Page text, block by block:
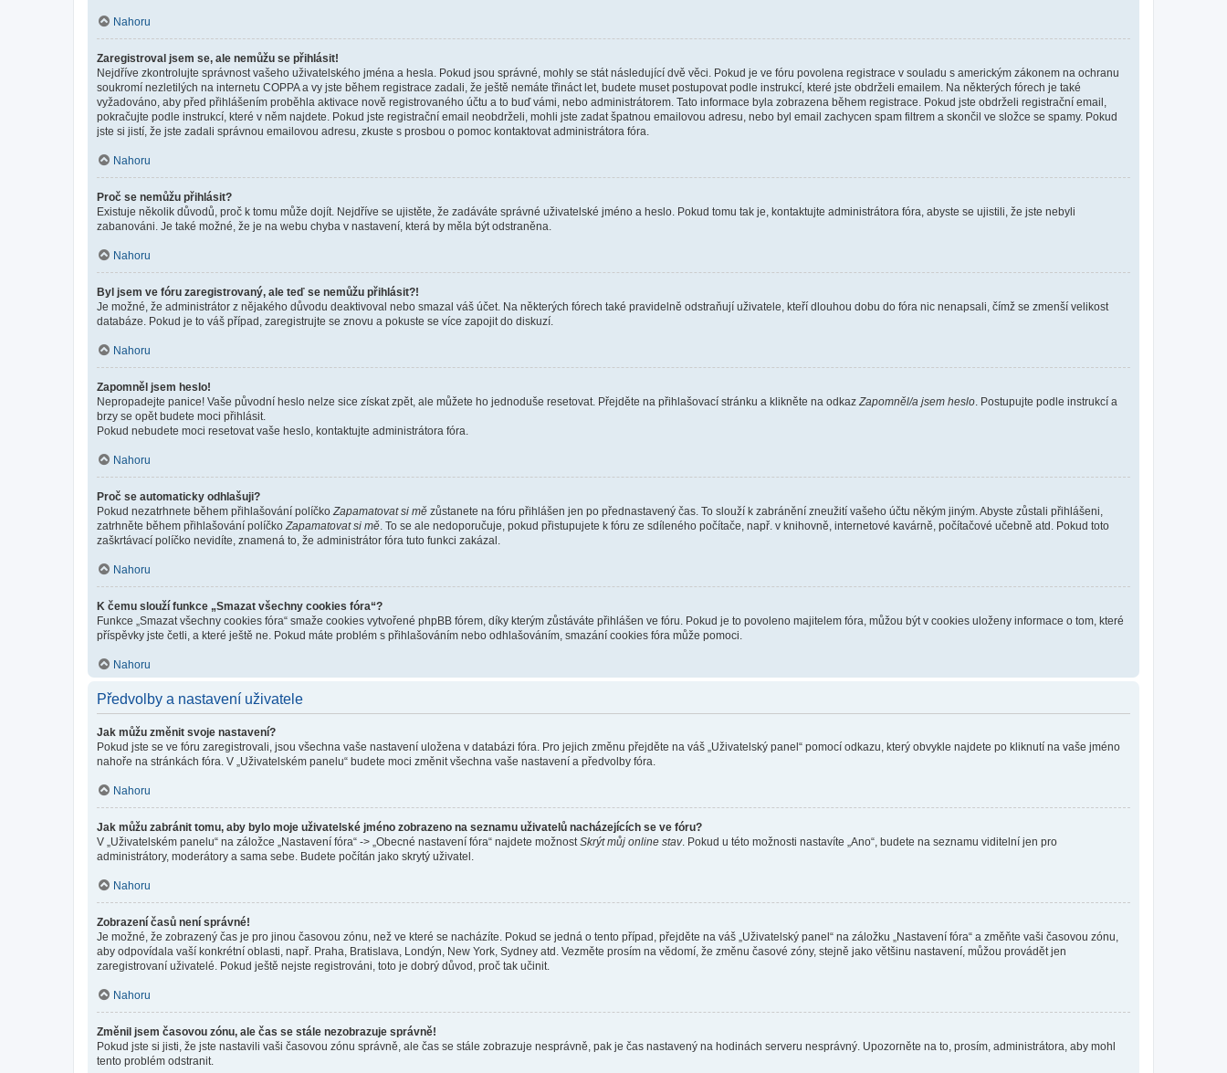
Nahoru
Zaregistroval jsem se, ale nemůžu se přihlásit!
Nejdříve zkontrolujte správnost vašeho uživatelského jména a hesla. Pokud jsou správné, mohly se stát následující dvě věci. Pokud je ve fóru povolena registrace v souladu s americkým zákonem na ochranu
soukromí nezletilých na internetu COPPA a vy jste během registrace zadali, že ještě nemáte třináct let, budete muset postupovat podle instrukcí, které jste obdrželi emailem. Na některých fórech je také
vyžadováno, aby před přihlášením proběhla aktivace nově registrovaného účtu a to buď vámi, nebo administrátorem. Tato informace byla zobrazena během registrace. Pokud jste obdrželi registrační email,
pokračujte podle instrukcí, které v něm najdete. Pokud jste registrační email neobdrželi, mohli jste zadat špatnou emailovou adresu, nebo byl email zachycen spam filtrem a skončil ve složce se spamy. Pokud
jste si jistí, že jste zadali správnou emailovou adresu, zkuste s prosbou o pomoc kontaktovat administrátora fóra.
Nahoru
Proč se nemůžu přihlásit?
Existuje několik důvodů, proč k tomu může dojít. Nejdříve se ujistěte, že zadáváte správné uživatelské jméno a heslo. Pokud tomu tak je, kontaktujte administrátora fóra, abyste se ujistili, že jste nebyli
zabanováni. Je také možné, že je na webu chyba v nastavení, která by měla být odstraněna.
Nahoru
Byl jsem ve fóru zaregistrovaný, ale teď se nemůžu přihlásit?!
Je možné, že administrátor z nějakého důvodu deaktivoval nebo smazal váš účet. Na některých fórech také pravidelně odstraňují uživatele, kteří dlouhou dobu do fóra nic nenapsali, čímž se zmenší velikost
databáze. Pokud je to váš případ, zaregistrujte se znovu a pokuste se více zapojit do diskuzí.
Nahoru
Zapomněl jsem heslo!
Nepropadejte panice! Vaše původní heslo nelze sice získat zpět, ale můžete ho jednoduše resetovat. Přejděte na přihlašovací stránku a klikněte na odkaz Zapomněl/a jsem heslo . Postupujte podle instrukcí a
brzy se opět budete moci přihlásit.
Pokud nebudete moci resetovat vaše heslo, kontaktujte administrátora fóra.
Nahoru
Proč se automaticky odhlašuji?
Pokud nezatrhnete během přihlašování políčko Zapamatovat si mě zůstanete na fóru přihlášen jen po přednastavený čas. To slouží k zabránění zneužití vašeho účtu někým jiným. Abyste zůstali přihlášeni,
zatrhněte během přihlašování políčko Zapamatovat si mě . To se ale nedoporučuje, pokud přistupujete k fóru ze sdíleného počítače, např. v knihovně, internetové kavárně, počítačové učebně atd. Pokud toto
zaškrtávací políčko nevidíte, znamená to, že administrátor fóra tuto funkci zakázal.
Nahoru
K čemu slouží funkce „Smazat všechny cookies fóra“?
Funkce „Smazat všechny cookies fóra“ smaže cookies vytvořené phpBB fórem, díky kterým zůstáváte přihlášen ve fóru. Pokud je to povoleno majitelem fóra, můžou být v cookies uloženy informace o tom, které
příspěvky jste četli, a které ještě ne. Pokud máte problém s přihlašováním nebo odhlašováním, smazání cookies fóra může pomoci.
Nahoru
Předvolby a nastavení uživatele
Jak můžu změnit svoje nastavení?
Pokud jste se ve fóru zaregistrovali, jsou všechna vaše nastavení uložena v databázi fóra. Pro jejich změnu přejděte na váš „Uživatelský panel“ pomocí odkazu, který obvykle najdete po kliknutí na vaše jméno
nahoře na stránkách fóra. V „Uživatelském panelu“ budete moci změnit všechna vaše nastavení a předvolby fóra.
Nahoru
Jak můžu zabránit tomu, aby bylo moje uživatelské jméno zobrazeno na seznamu uživatelů nacházejících se ve fóru?
V „Uživatelském panelu“ na záložce „Nastavení fóra“ -> „Obecné nastavení fóra“ najdete možnost Skrýt můj online stav. Pokud u této možnosti nastavíte „Ano“, budete na seznamu viditelní jen pro
administrátory, moderátory a sama sebe. Budete počítán jako skrytý uživatel.
Nahoru
Zobrazení časů není správné!
Je možné, že zobrazený čas je pro jinou časovou zónu, než ve které se nacházíte. Pokud se jedná o tento případ, přejděte na váš „Uživatelský panel“ na záložku „Nastavení fóra“ a změňte vaši časovou zónu,
aby odpovídala vaší konkrétní oblasti, např. Praha, Bratislava, Londýn, New York, Sydney atd. Vezměte prosím na vědomí, že změnu časové zóny, stejně jako většinu nastavení, můžou provádět jen
zaregistrovaní uživatelé. Pokud ještě nejste registrováni, toto je dobrý důvod, proč tak učinit.
Nahoru
Změnil jsem časovou zónu, ale čas se stále nezobrazuje správně!
Pokud jste si jisti, že jste nastavili vaši časovou zónu správně, ale čas se stále zobrazuje nesprávně, pak je čas nastavený na hodinách serveru nesprávný. Upozorněte na to, prosím, administrátora, aby mohl
tento problém odstranit.